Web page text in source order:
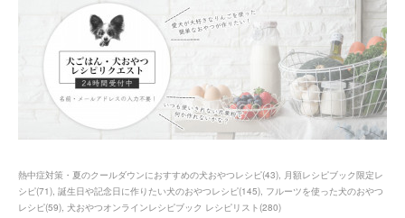
熱中症対策・夏のクールダウンにおすすめの犬おやつレシピ(43) 月額レシピブック限定レ
シピ(71) 誕生日や記念日に作りたい犬のおやつレシピ(145) フルーツを使った犬のおやつ
レシピ(59) 犬おやつオンラインレシピブック レシピリスト(280)